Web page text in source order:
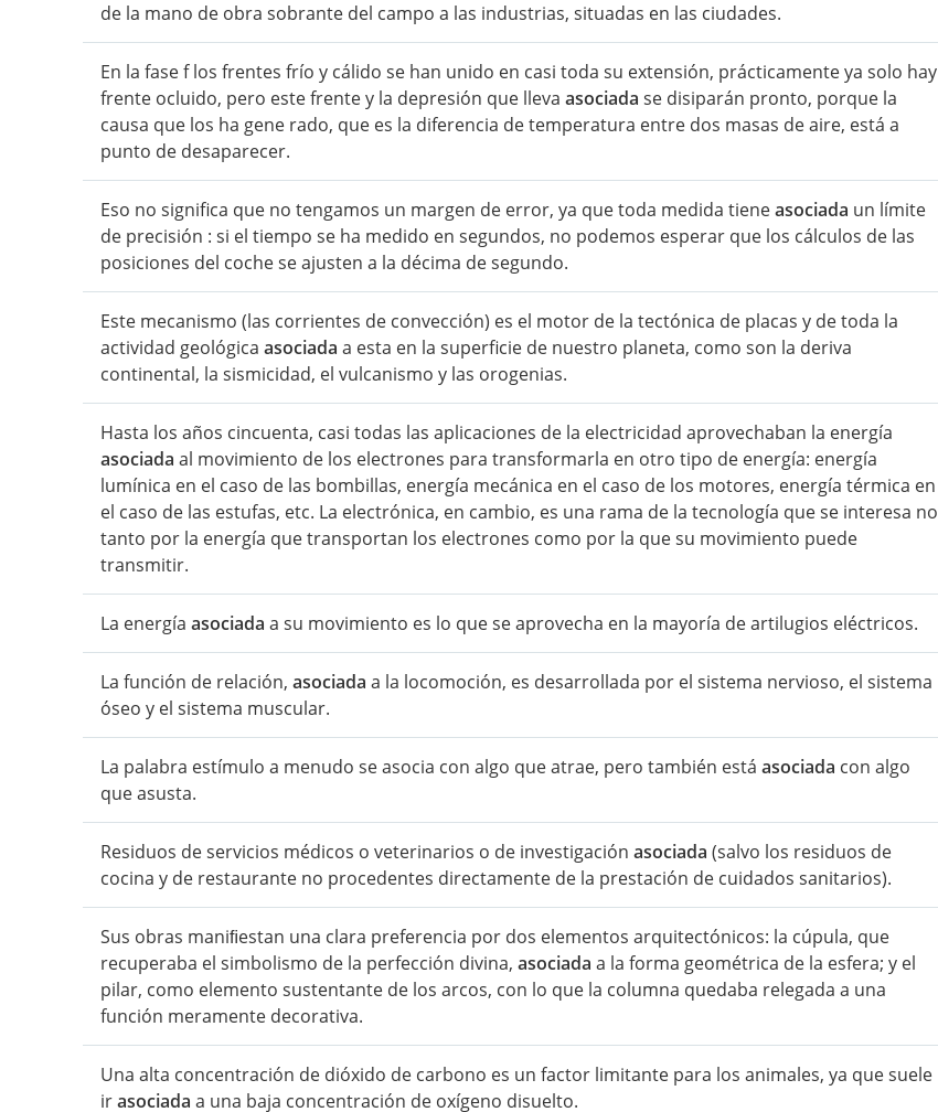
de la mano de obra sobrante del campo a las industrias, situadas en las ciudades.
En la fase f los frentes frío y cálido se han unido en casi toda su extensión, prácticamente ya solo hay
frente ocluido, pero este frente y la depresión que lleva asociada se disiparán pronto, porque la
causa que los ha gene rado, que es la diferencia de temperatura entre dos masas de aire, está a
punto de desaparecer.
Eso no significa que no tengamos un margen de error, ya que toda medida tieneasociada un límite
de precisión : si el tiempo se ha medido en segundos, no podemos esperar que los cálculos de las
posiciones del coche se ajusten a la décima de segundo.
Este mecanismo (las corrientes de convección) es el motor de la tectónica de placas y de toda la
actividad geológica asociada a esta en la superficie de nuestro planeta, como son la deriva
continental, la sismicidad, el vulcanismo y las orogenias.
Hasta los años cincuenta, casi todas las aplicaciones de la electricidad aprovechaban la energía
asociada al movimiento de los electrones para transformarla en otro tipo de energía: energía
lumínica en el caso de las bombillas, energía mecánica en el caso de los motores, energía térmica en
el caso de las estufas, etc. La electrónica, en cambio, es una rama de la tecnología que se interesa no
tanto por la energía que transportan los electrones como por la que su movimiento puede
transmitir.
La energía asociada a su movimiento es lo que se aprovecha en la mayoría de artilugios eléctricos.
La función de relación, asociada a la locomoción, es desarrollada por el sistema nervioso, el sistema
óseo y el sistema muscular.
La palabra estímulo a menudo se asocia con algo que atrae, pero también está asociada con algo
que asusta.
Residuos de servicios médicos o veterinarios o de investigación asociada (salvo los residuos de
cocina y de restaurante no procedentes directamente de la prestación de cuidados sanitarios).
Sus obras maniﬁestan una clara preferencia por dos elementos arquitectónicos: la cúpula, que
recuperaba el simbolismo de la perfección divina, asociada a la forma geométrica de la esfera; y el
pilar, como elemento sustentante de los arcos, con lo que la columna quedaba relegada a una
función meramente decorativa.
Una alta concentración de dióxido de carbono es un factor limitante para los animales, ya que suele
irasociada a una baja concentración de oxígeno disuelto.